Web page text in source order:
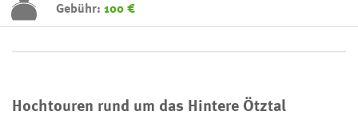
Gebühr: 100 €
Hochtouren rund um das Hintere Ötztal